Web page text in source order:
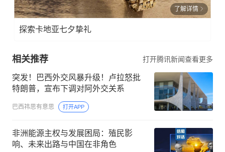
了解详情
探索卡地亚七夕挚礼
相关推荐 打开腾讯新闻查看更多
突发！巴西外交风暴升级！卢拉怒批
特朗普，宣布下调对阿外交关系
巴西祎思有意思 打开APP
非洲能源主权与发展困局：殖民影
响、未来出路与中国在非角色